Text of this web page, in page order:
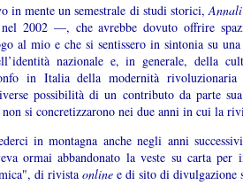
in mente un semestrale di studi storici,
2002 —, che avrebbe dovuto offrire
al mio e che si sentissero in sintonia su
nazionale e, in generale, della
in Italia della modernità rivoluzionaria
possibilità di un contributo da parte
non si concretizzarono nei due anni in cui la
in montagna anche negli anni
ormai abbandonato la veste su carta per
di rivista online e di sito di divulgazione